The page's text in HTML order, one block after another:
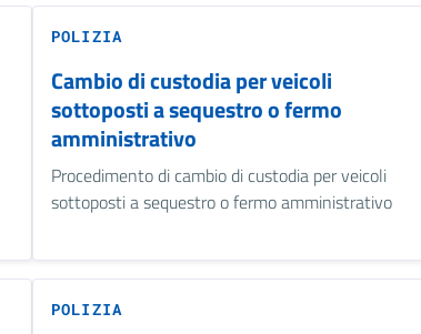
POLIZIA
Cambio di custodia per veicoli
sottoposti a sequestro o fermo
amministrativo
Procedimento di cambio di custodia per veicoli
sottoposti a sequestro o fermo amministrativo
POLIZIA